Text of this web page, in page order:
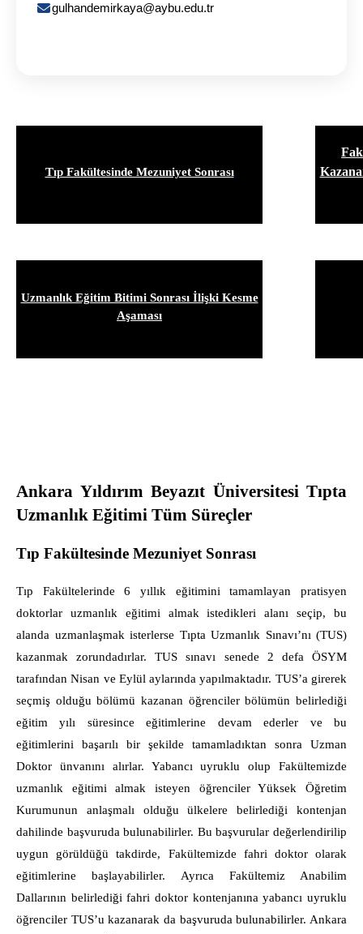
gulhandemirkaya@aybu.edu.tr
Tıp Fakültesinde Mezuniyet Sonrası
Uzmanlık Eğitim Bitimi Sonrası İlişki Kesme
Aşaması
Ankara Yıldırım Beyazıt Üniversitesi Tıpta
Uzmanlık Eğitimi Tüm Süreçler
Tıp Fakültesinde Mezuniyet Sonrası
Tıp Fakültelerinde 6 yıllık eğitimini tamamlayan pratisyen
doktorlar uzmanlık eğitimi almak istedikleri alanı seçip, bu
alanda uzmanlaşmak isterlerse Tıpta Uzmanlık Sınavı’nı (TUS)
kazanmak zorundadırlar. TUS sınavı senede 2 defa ÖSYM
tarafından Nisan ve Eylül aylarında yapılmaktadır. TUS’a girerek
seçmiş olduğu bölümü kazanan öğrenciler bölümün belirlediği
eğitim yılı süresince eğitimlerine devam ederler ve bu
eğitimlerini başarılı bir şekilde tamamladıktan sonra Uzman
Doktor ünvanını alırlar. Yabancı uyruklu olup Fakültemizde
uzmanlık eğitimi almak isteyen öğrenciler Yüksek Öğretim
Kurumunun anlaşmalı olduğu ülkelere belirlediği kontenjan
dahilinde başvuruda bulunabilirler. Bu başvurular değerlendirilip
uygun görüldüğü takdirde, Fakültemizde fahri doktor olarak
eğitimlerine başlayabilirler. Ayrıca Fakültemiz Anabilim
Dallarının belirlediği fahri doktor kontenjanına yabancı uyruklu
öğrenciler TUS’u kazanarak da başvuruda bulunabilirler. Ankara